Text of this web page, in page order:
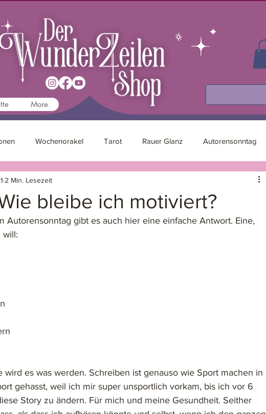
More
Wochenorakel Tarot Rauer Glanz Autorensonntag
Autorenleben
bleibe ich motiviert?
2 Min. Lesezeit
Autorensonntag gibt es auch hier eine einfache Antwort. Eine,
will:
wird es was werden. Schreiben ist genauso wie Sport machen in
gehasst, weil ich mir super unsportlich vorkam, bis ich vor 6
Story zu ändern. Für mich und meine Gesundheit. Seither